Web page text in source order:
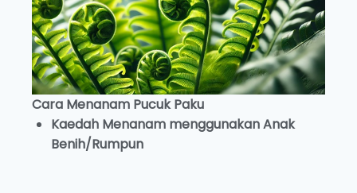
Cara Menanam Pucuk Paku
Kaedah Menanam menggunakan Anak
Benih/Rumpun